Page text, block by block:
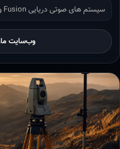
سیستم های صوتی دریایی Fusion و اسکوترهای یاماها
وب‌سایت